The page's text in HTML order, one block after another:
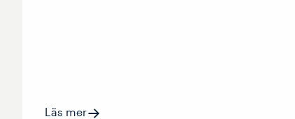
Läs mer